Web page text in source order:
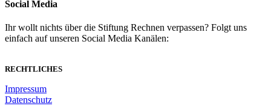
Social Media
Ihr wollt nichts über die Stiftung Rechnen verpassen? Folgt uns
einfach auf unseren Social Media Kanälen:
RECHTLICHES
Impressum
Datenschutz